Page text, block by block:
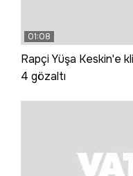
01:08
Rapçi Yüşa Keskin'e
4 gözaltı